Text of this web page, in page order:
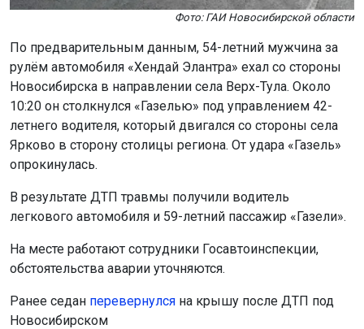
Фото: ГАИ Новосибирской области
По предварительным данным, 54-летний мужчина за
рулём автомобиля «Хендай Элантра» ехал со стороны
Новосибирска в направлении села Верх-Тула. Около
10:20 он столкнулся «Газелью» под управлением 42-
летнего водителя, который двигался со стороны села
Ярково в сторону столицы региона. От удара «Газель»
опрокинулась.
В результате ДТП травмы получили водитель
легкового автомобиля и 59-летний пассажир «Газели».
На месте работают сотрудники Госавтоинспекции,
обстоятельства аварии уточняются.
Ранее седан перевернулся на крышу после ДТП под
Новосибирском